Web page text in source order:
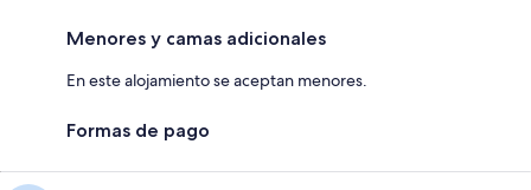
Menores y camas adicionales
En este alojamiento se aceptan menores.
Formas de pago